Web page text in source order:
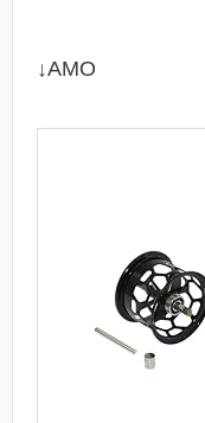
↓AMO